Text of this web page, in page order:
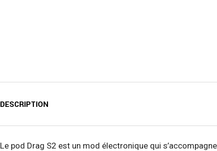
DESCRIPTION
Le pod Drag S2 est un mod électronique qui